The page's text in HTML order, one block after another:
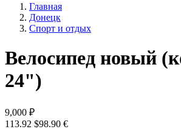
Главная
Донецк
Спорт и отдых
Велосипед новый
24")
9,000 ₽
113.92 $98.90 €